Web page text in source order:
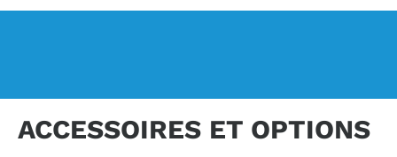
ACCESSOIRES ET OPTIONS